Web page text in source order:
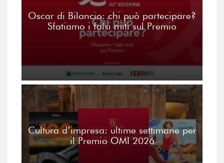
Oscar di Bilancio: chi può partecipare?
Sfatiamo i falsi miti sul Premio
Cultura d’impresa: ultime settimane per
il Premio OMI 2026